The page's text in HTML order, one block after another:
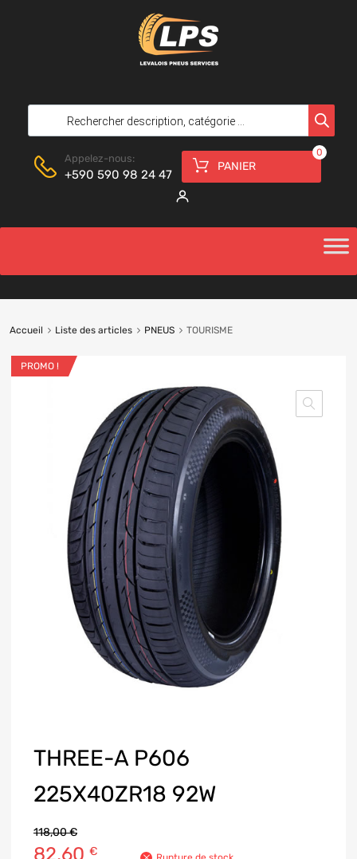
Appelez-nous:
+590 590 98 24 47
PANIER
0
Accueil Liste des articles PNEUS TOURISME
PROMO !
THREE-A P606
225X40ZR18 92W
118,00€
€